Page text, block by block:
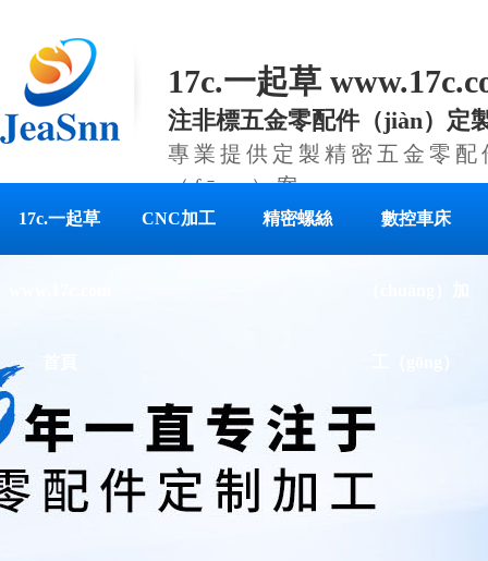
17c.一起草
注非標五金零配件（jiàn）定
專業提供定製精密五金零
（fāng）案
17c.一起草 CNC加工 精密螺絲 數控車床